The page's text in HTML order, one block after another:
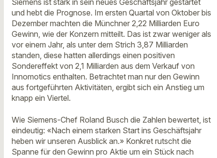
Siemens ist stark in sein neues Geschäftsjahr gestartet
und hebt die Prognose. Im ersten Quartal von Oktober bis
Dezember machten die Münchner 2,22 Milliarden Euro
Gewinn, wie der Konzern mitteilt. Das ist zwar weniger als
vor einem Jahr, als unter dem Strich 3,87 Milliarden
standen, diese hatten allerdings einen positiven
Sondereffekt von 2,1 Milliarden aus dem Verkauf von
Innomotics enthalten. Betrachtet man nur den Gewinn
aus fortgeführten Aktivitäten, ergibt sich ein Anstieg um
knapp ein Viertel.
Wie Siemens-Chef Roland Busch die Zahlen bewertet, ist
eindeutig: «Nach einem starken Start ins Geschäftsjahr
heben wir unseren Ausblick an.» Konkret rutscht die
Spanne für den Gewinn pro Aktie um ein Stück nach